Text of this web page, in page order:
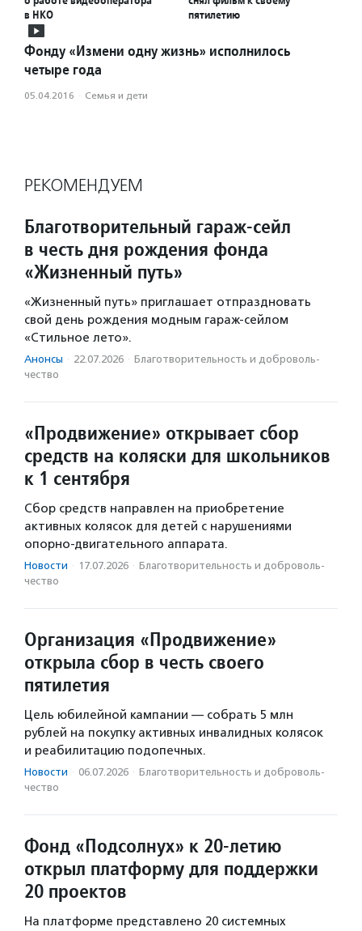
в НКО
пятилетию
Фонду «Измени одну жизнь» исполнилось
четыре года
05.04.2016 · Семья и дети
РЕКОМЕНДУЕМ
Благотворительный гараж-сейл
в честь дня рождения фонда
«Жизненный путь»
«Жизненный путь» приглашает отпраздновать
свой день рождения модным гараж-сейлом
«Стильное лето».
Анонсы · 22.07.2026 · Благотвори­тель­ность и доброволь­
чест­во
«Продвижение» открывает сбор
средств на коляски для школьников
к 1 сентября
Сбор средств направлен на приобретение
активных колясок для детей с нарушениями
опорно-двигательного аппарата.
Новости · 17.07.2026 · Благотвори­тель­ность и доброволь­
чест­во
Организация «Продвижение»
открыла сбор в честь своего
пятилетия
Цель юбилейной кампании — собрать 5 млн
рублей на покупку активных инвалидных колясок
и реабилитацию подопечных.
Новости · 06.07.2026 · Благотвори­тель­ность и доброволь­
чест­во
Фонд «Подсолнух» к 20-летию
открыл платформу для поддержки
20 проектов
На платформе представлено 20 системных